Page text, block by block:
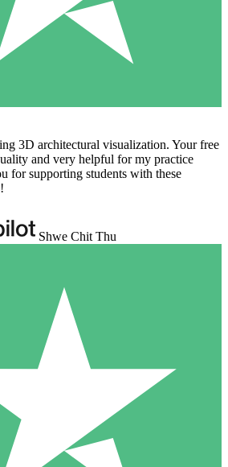
3D architectural visualization. Your free
and very helpful for my practice
for supporting students with these
Shwe Chit Thu